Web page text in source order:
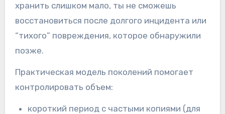
хранить слишком мало, ты не сможешь
восстановиться после долгого инцидента или
“тихого” повреждения, которое обнаружили
позже.
Практическая модель поколений помогает
контролировать объем:
короткий период с частыми копиями (для